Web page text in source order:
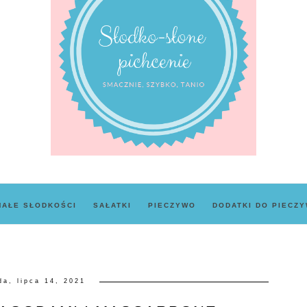
SŁODKOŚCI SAŁATKI PIECZYWO DODATKI DO
lipca 14, 2021